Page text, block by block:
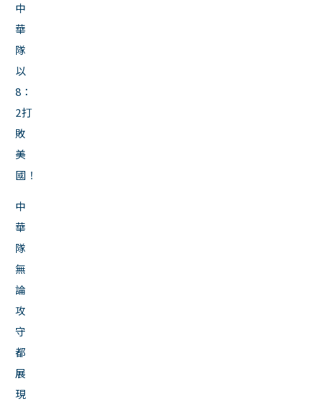
中
華
隊
以
8：
2打
敗
美
國！
中
華
隊
無
論
攻
守
都
展
現